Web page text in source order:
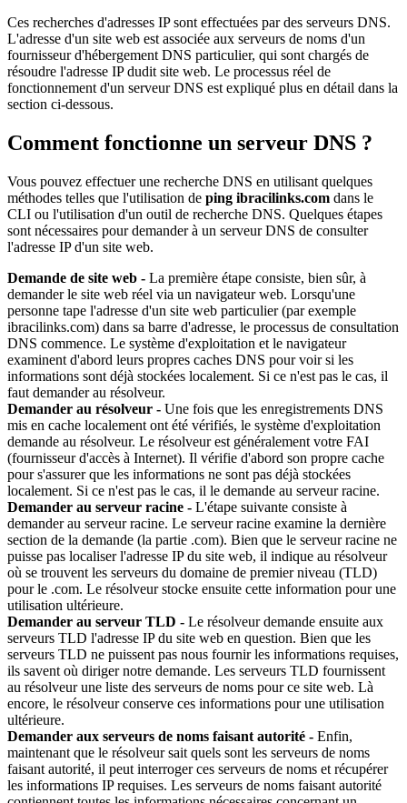
Ces recherches d'adresses IP sont effectuées par des serveurs DNS.
L'adresse d'un site web est associée aux serveurs de noms d'un
fournisseur d'hébergement DNS particulier, qui sont chargés de
résoudre l'adresse IP dudit site web. Le processus réel de
fonctionnement d'un serveur DNS est expliqué plus en détail dans la
section ci-dessous.
Comment fonctionne un serveur DNS ?
Vous pouvez effectuer une recherche DNS en utilisant quelques
méthodes telles que l'utilisation de ping ibracilinks.com dans le
CLI ou l'utilisation d'un outil de recherche DNS. Quelques étapes
sont nécessaires pour demander à un serveur DNS de consulter
l'adresse IP d'un site web.
Demande de site web - La première étape consiste, bien sûr, à
demander le site web réel via un navigateur web. Lorsqu'une
personne tape l'adresse d'un site web particulier (par exemple
ibracilinks.com) dans sa barre d'adresse, le processus de consultation
DNS commence. Le système d'exploitation et le navigateur
examinent d'abord leurs propres caches DNS pour voir si les
informations sont déjà stockées localement. Si ce n'est pas le cas, il
faut demander au résolveur.
Demander au résolveur - Une fois que les enregistrements DNS
mis en cache localement ont été vérifiés, le système d'exploitation
demande au résolveur. Le résolveur est généralement votre FAI
(fournisseur d'accès à Internet). Il vérifie d'abord son propre cache
pour s'assurer que les informations ne sont pas déjà stockées
localement. Si ce n'est pas le cas, il le demande au serveur racine.
Demander au serveur racine - L'étape suivante consiste à
demander au serveur racine. Le serveur racine examine la dernière
section de la demande (la partie .com). Bien que le serveur racine ne
puisse pas localiser l'adresse IP du site web, il indique au résolveur
où se trouvent les serveurs du domaine de premier niveau (TLD)
pour le .com. Le résolveur stocke ensuite cette information pour une
utilisation ultérieure.
Demander au serveur TLD - Le résolveur demande ensuite aux
serveurs TLD l'adresse IP du site web en question. Bien que les
serveurs TLD ne puissent pas nous fournir les informations requises,
ils savent où diriger notre demande. Les serveurs TLD fournissent
au résolveur une liste des serveurs de noms pour ce site web. Là
encore, le résolveur conserve ces informations pour une utilisation
ultérieure.
Demander aux serveurs de noms faisant autorité - Enfin,
maintenant que le résolveur sait quels sont les serveurs de noms
faisant autorité, il peut interroger ces serveurs de noms et récupérer
les informations IP requises. Les serveurs de noms faisant autorité